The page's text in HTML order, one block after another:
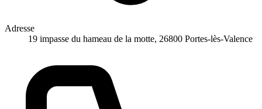
Adresse
19 impasse du hameau de la motte, 26800 Portes-lès-Valence